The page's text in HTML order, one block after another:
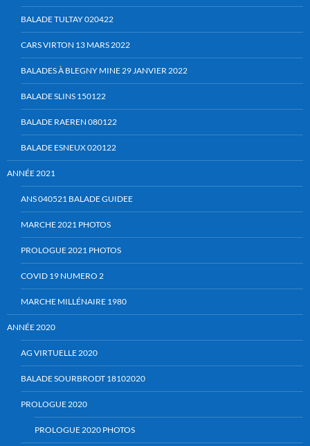
BALADE TULTAY 020422
CARS VIRTON 13 MARS 2022
BALADES À BLEGNY MINE 29 JANVIER 2022
BALADE SLINS 150122
BALADE RAEREN 080122
BALADE ESNEUX 020122
ANNÉE 2021
ANS 040521 BALADE GUIDEE
MARCHE 2021 PHOTOS
PROLOGUE 2021 PHOTOS
COVID 19 NUMERO 2
MARCHE MILLÉNAIRE 1980
ANNÉE 2020
AG VIRTUELLE 2020
BALADE SOURBRODT 18102020
PROLOGUE 2020
PROLOGUE 2020 PHOTOS